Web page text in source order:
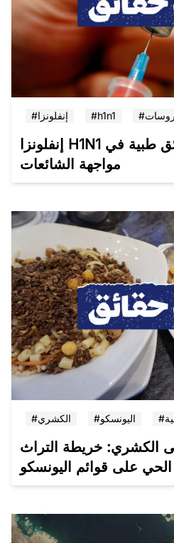
#إنفلونزا #h1n1
إنفلونزا H1N1 تحت المجهر: حقائق طبية في
مواجهة الشائعات
#الكشري #اليونسكو
الكشري: خريطة التراث
على قوائم اليونسكو